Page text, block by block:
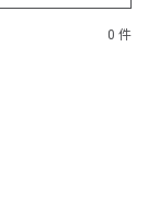
0 件